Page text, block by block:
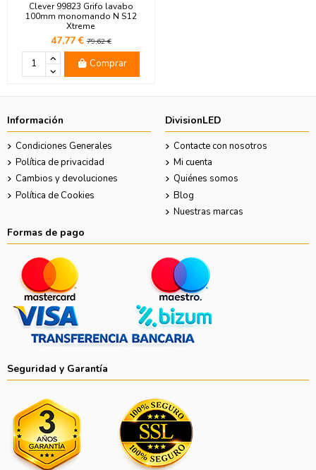
Clever 99823 Grifo lavabo
100mm monomando N S12
Xtreme
47,77 €79,62 €
Comprar
Información
Condiciones Generales
Política de privacidad
Cambios y devoluciones
Política de Cookies
DivisionLED
Contacte con nosotros
Mi cuenta
Quiénes somos
Blog
Nuestras marcas
Formas de pago
Seguridad y Garantía